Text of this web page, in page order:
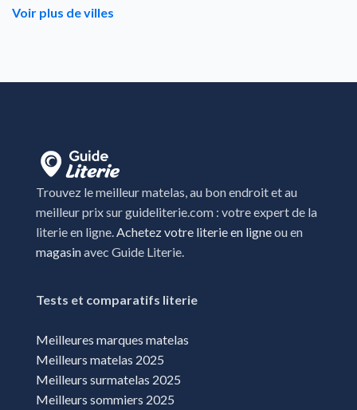
Cabestany
Claira
Clermont-l'Herault
Colomiers
Figeac
Grenade
L'isle jourdain
L'Union
Voir plus de villes
Trouvez le meilleur matelas, au bon endroit et au
meilleur prix sur guideliterie.com : votre expert de la
literie en ligne. Achetez votre literie en ligneou en
magasinavec Guide Literie.
Tests et comparatifs literie
Meilleures marques matelas
Meilleurs matelas 2025
Meilleurs surmatelas 2025
Meilleurs sommiers 2025